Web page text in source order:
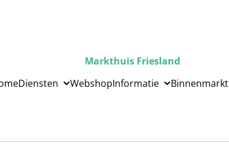
Markthuis Friesland
Diensten WebshopInformatie Binnenmarkt